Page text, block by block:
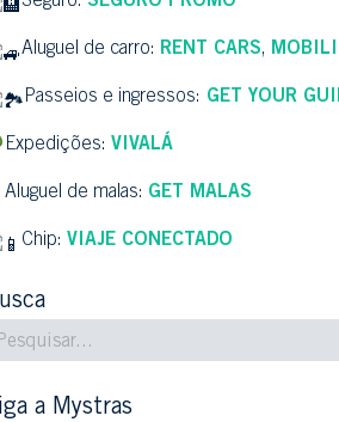
Aluguel de carro: RENT CARS,
Passeios e ingressos: GET YOUR
Expedições:VIVALÁ
Aluguel de malas: GET MALAS
Chip: VIAJE CONECTADO
a Mystras